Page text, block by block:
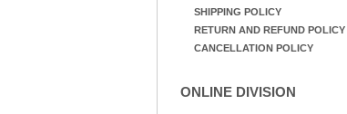
SHIPPING POLICY
RETURN AND REFUND POLICY
CANCELLATION POLICY
ONLINE DIVISION